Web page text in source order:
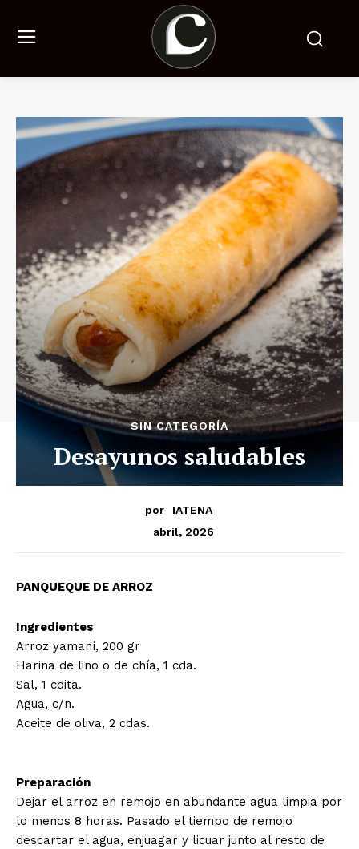
SIN CATEGORÍA
Desayunos saludables
por
IATENA
abril, 2026
PANQUEQUE DE ARROZ
Ingredientes
Arroz yamaní, 200 gr
Harina de lino o de chía, 1 cda.
Sal, 1 cdita.
Agua, c/n.
Aceite de oliva, 2 cdas.
Preparación
Dejar el arroz en remojo en abundante agua limpia por
lo menos 8 horas. Pasado el tiempo de remojo
descartar el agua, enjuagar y licuar junto al resto de